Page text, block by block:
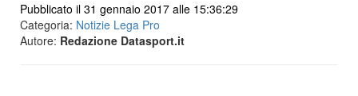
Pubblicato il 31 gennaio 2017 alle 15:36:29
Categoria: Notizie Lega Pro
Autore: Redazione Datasport.it